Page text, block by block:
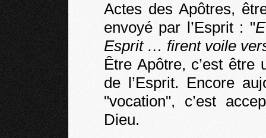
Actes des Apôtres,
envoyé par l’Esprit : "
Esprit … firent voile
Être Apôtre, c’est être
de l’Esprit. Encore
"vocation", c’est
Dieu.